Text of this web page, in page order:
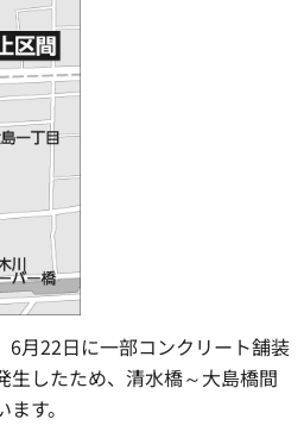
6月22日に一部コンクリート舗装
生したため、清水橋～大島橋間
す。